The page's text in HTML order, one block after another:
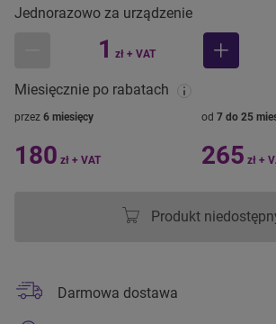
Jednorazowo za urządzenie
1 zł + VAT
więcej
Miesięcznie po rabatach
przez 6 miesięcy od 7 do 25
180 zł + VAT 265 zł +
Produkt
Darmowa dostawa